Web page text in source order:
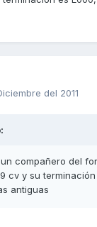
del 2011
compañero del
cv y su terminación
antiguas